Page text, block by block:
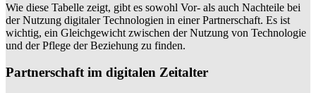
Wie diese Tabelle zeigt, gibt es sowohl Vor- als auch Nachteile bei
der Nutzung digitaler Technologien in einer Partnerschaft. Es ist
wichtig, ein Gleichgewicht zwischen der Nutzung von Technologie
und der Pflege der Beziehung zu finden.
Partnerschaft im digitalen Zeitalter